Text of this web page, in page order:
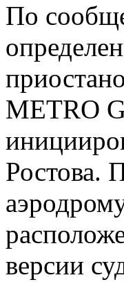
По
METRO
Ростова.
версии